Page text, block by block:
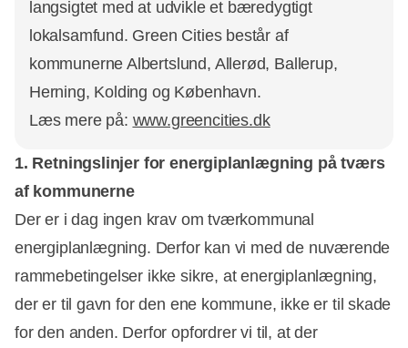
langsigtet med at udvikle et bæredygtigt
lokalsamfund. Green Cities består af
kommunerne Albertslund, Allerød, Ballerup,
Herning, Kolding og København.
Læs mere på: www.greencities.dk
1. Retningslinjer for energiplanlægning på tværs
af kommunerne
Der er i dag ingen krav om tværkommunal
energiplanlægning. Derfor kan vi med de nuværende
rammebetingelser ikke sikre, at energiplanlægning,
der er til gavn for den ene kommune, ikke er til skade
for den anden. Derfor opfordrer vi til, at der